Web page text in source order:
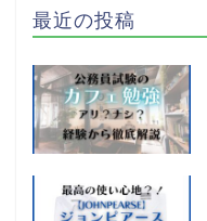
最近の投稿